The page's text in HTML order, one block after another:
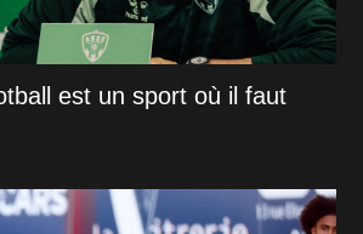
est un sport où il faut